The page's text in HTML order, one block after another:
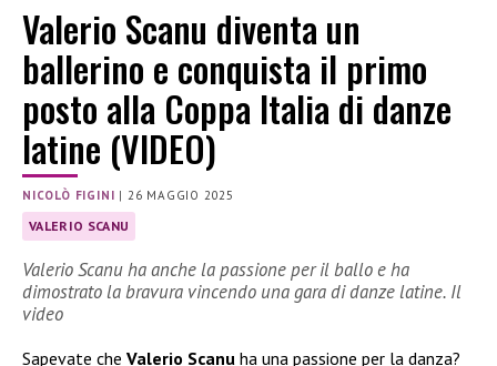
Valerio Scanu diventa un
ballerino e conquista il primo
posto alla Coppa Italia di danze
latine (VIDEO)
NICOLÒ FIGINI | 26 MAGGIO 2025
VALERIO SCANU
Valerio Scanu ha anche la passione per il ballo e ha
dimostrato la bravura vincendo una gara di danze latine. Il
video
Sapevate che Valerio Scanu ha una passione per la danza?